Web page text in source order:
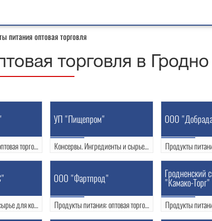
питания оптовая торговля
торговля в Гродно
Продукты питания: оптовая торговля
УП "Пищепром"
Консервы. Ингредиенты и сырье для пищевой промышленности
УНП: 500055215
ООО
(0152) 51-45-
Входные коврики и сырье для кондитерской и пищевой промышленности
ООО "Фартпрод"
Продукты питания: оптовая торговля
Гродненский
"Камако-Торг"